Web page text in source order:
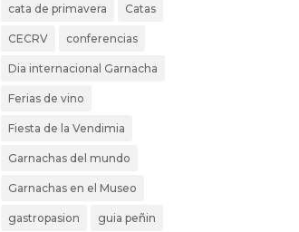
cata de primavera Catas
CECRV conferencias
Dia internacional Garnacha
Ferias de vino
Fiesta de la Vendimia
Garnachas del mundo
Garnachas en el Museo
gastropasion guia peñin